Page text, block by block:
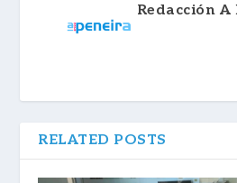
Redacción
RELATED POSTS